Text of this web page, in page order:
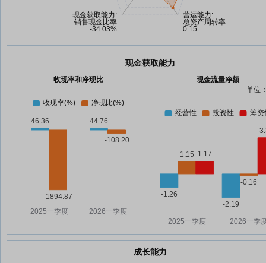
现金获取能力
收现率和净现比
现金流量净额
单位
成长能力